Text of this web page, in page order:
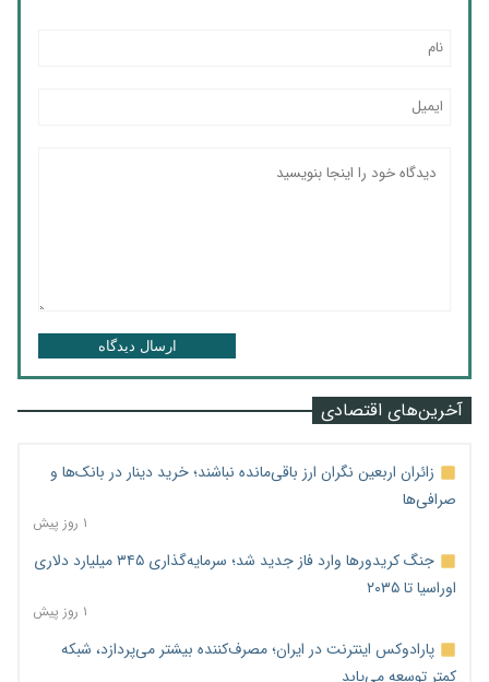
ارسال دیدگاه
آخرین‌های اقتصادی
زائران اربعین نگران ارز باقی‌مانده نباشند؛ خرید دینار در بانک‌ها و
صرافی‌ها
۱ روز پیش
جنگ کریدورها وارد فاز جدید شد؛ سرمایه‌گذاری ۳۴۵ میلیارد دلاری
اوراسیا تا ۲۰۳۵
۱ روز پیش
پارادوکس اینترنت در ایران؛ مصرف‌کننده بیشتر می‌پردازد، شبکه
کمتر توسعه می‌یابد